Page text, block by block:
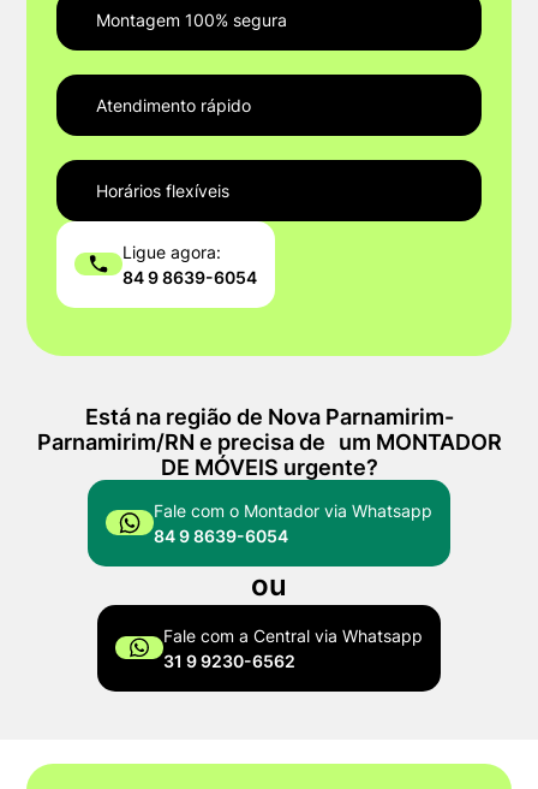
Montagem 100% segura
Atendimento rápido
Horários flexíveis
Ligue agora:
84 9 8639-6054
Está na região de Nova Parnamirim-
Parnamirim/RN e precisa de um MONTADOR
DE MÓVEIS urgente?
Fale com o Montador via Whatsapp
84 9 8639-6054
ou
Fale com a Central via Whatsapp
31 9 9230-6562